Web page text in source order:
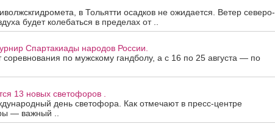
в Тольятти осадков не ожидается. Ветер северо-
будет колебаться в пределах от ..
Спартакиады народов России.
соревнования по мужскому гандболу, а с 16 по 25 августа — по
13 новых светофоров .
день светофора. Как отмечают в пресс-центре
— важный ..